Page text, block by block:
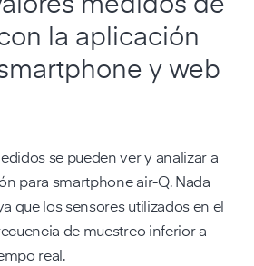
medidos de
la aplicación
y web
se pueden ver y analizar a
para smartphone air-Q. Nada
que los sensores utilizados en el
de muestreo inferior a
real.